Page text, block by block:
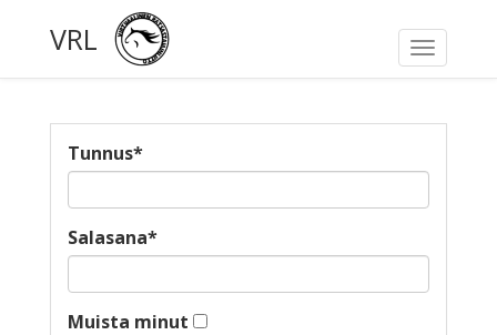
Toggle
VRL
Tunnus*
Salasana*
Muista minut